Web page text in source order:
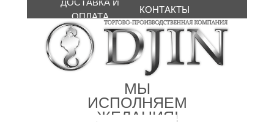
МЫ
ИСПОЛНЯЕМ
ЖЕЛАНИЯ!
ДОСТАВКА И
ОПЛАТА
КОНТАКТЫ